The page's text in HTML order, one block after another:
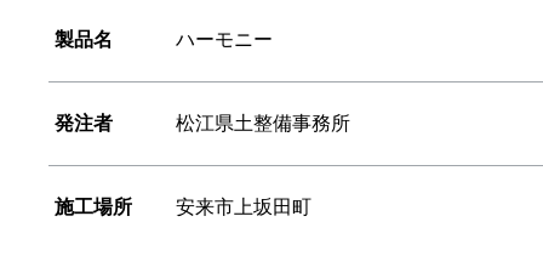
製品名 ハーモニー
発注者 松江県土整備事務所
施工場所 安来市上坂田町